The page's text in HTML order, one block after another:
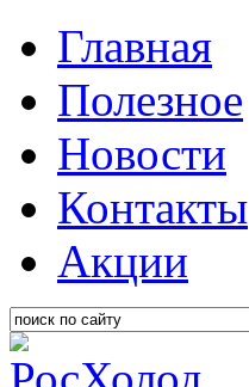
Главная
Полезное
Новости
Контакты
Акции